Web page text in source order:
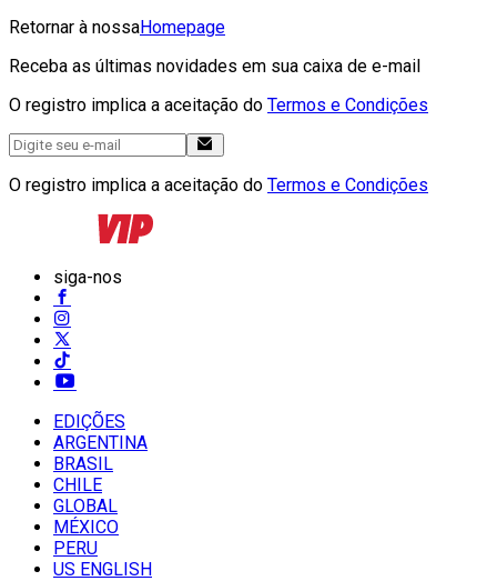
Retornar à nossaHomepage
Receba as últimas novidades em sua caixa de e-mail
O registro implica a aceitação do Termos e Condições
O registro implica a aceitação do Termos e Condições
siga-nos
EDIÇÕES
ARGENTINA
BRASIL
CHILE
GLOBAL
MÉXICO
PERU
US ENGLISH